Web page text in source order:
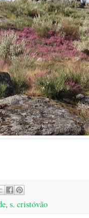
, s. cristóvão